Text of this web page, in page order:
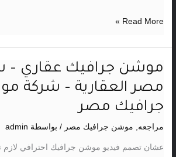
Read More »
موشن جرافيك عقاري –
مصر العقارية – شركة
جرافيك مصر
مراجعه موشن جرافيك مصر / بواسطة admin
عشان تصمم فيديو موشن جرافيك احترافي
موشن
–
شركة